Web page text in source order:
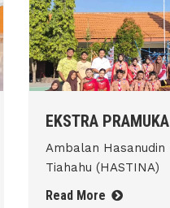
EKSTRA PRAMUKA
Ambalan
Tiahahu (HASTINA)
Read More